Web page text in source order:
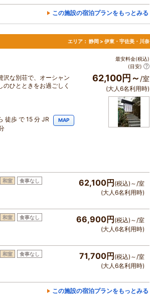
この施設の宿泊プランをもっとみる
エリア： 静岡 > 伊東・宇佐美・川奈
沢な別荘で、オーシャン
のひとときをお過ごしく
徒歩 で 15 分 JR
MAP
最安料金(税込)
(目安)
62,100円～ /室
(大人6名利用時)
和室 食事なし 62,100円 (税込)～/室
(大人6名利用時)
和室 食事なし 66,900円 (税込)～/室
(大人6名利用時)
和室 食事なし 71,700円 (税込)～/室
(大人6名利用時)
この施設の宿泊プランをもっとみる